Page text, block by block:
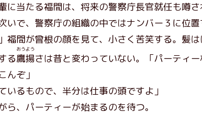
当たる福間は、将来の警察庁長官就任も噂
いで、警察庁の組織の中ではナンバー３に位置
福間が曾根の顔を見て、小さく苦笑する。髪
る鷹揚
おうよう
さは昔と変わっていない。「パーティ
んぞ」
いるもので、半分は仕事の頭ですよ」
、パーティーが始まるのを待つ。